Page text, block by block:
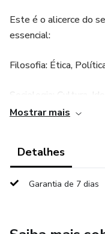
Este é o alicerce do
essencial:
Filosofia: Ética,
Sociologia: Cultura,
Desigualdade,
Dinâmicas Imersivas:
turmas que
Mostrar mais
Detalhes
Garantia de 7 dias